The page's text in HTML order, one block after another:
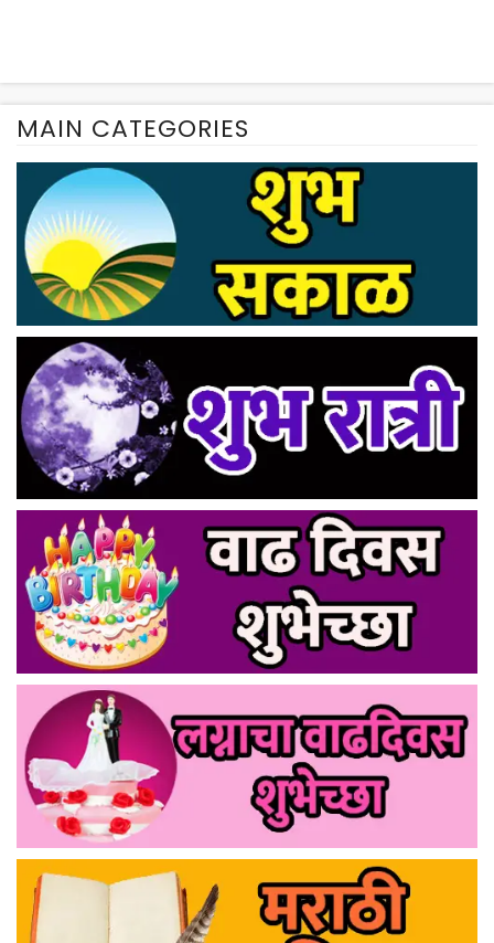
MAIN CATEGORIES